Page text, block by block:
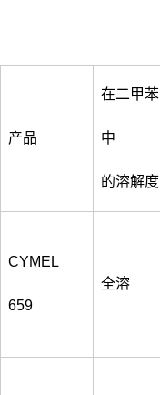
产品
在二甲苯
中
的溶解度
CYMEL
659
全溶